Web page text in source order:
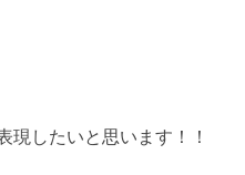
現したいと思います！！